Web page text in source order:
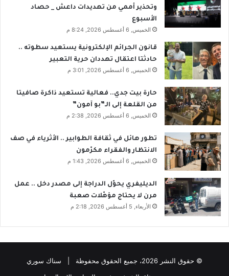
وتحذير أممي من تهديدات داعش _ حصاد
الأسبوع
الخميس, 6 أغسطس 2026, 8:24 م
قانون الجرائم الإلكترونية يستعيد سطوته ..
حادثتا اعتقال تهددان حرية التعبير
الخميس, 6 أغسطس 2026, 3:01 م
حارة بيت جدي.. فعالية تستعيد ذاكرة صافيتا
من القلعة إلى الـ”بو آمون”
الخميس, 6 أغسطس 2026, 2:38 م
تطور هائل في ثقافة الطوابير .. الأثرياء في صف
الانتظار والفقراء مكرّمون
الخميس, 6 أغسطس 2026, 1:43 م
الديليفري يحوّل الدراجة إلى مصدر دخل .. عمل
مرن لا يحتاج مؤهّلات صعبة
الأربعاء, 5 أغسطس 2026, 2:18 م
© حقوق النشر 2026، جميع الحقوق محفوظة | سناك سوري